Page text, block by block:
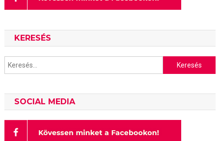
KERESÉS
Keresés:
SOCIAL MEDIA